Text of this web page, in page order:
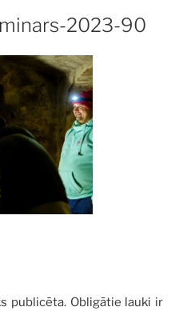
2023-90
publicēta. Obligātie lauki ir